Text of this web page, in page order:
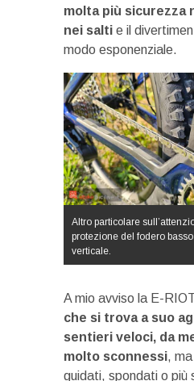
molta più sicurezza
nei salti e il
modo esponenziale.
Altro particolare
protezione del fodero
verticale.
A mio avviso la E-
che si trova a suo
sentieri veloci, da
molto sconnessi,
guidati, spondati o più